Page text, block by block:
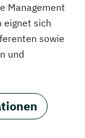
Management
eignet sich
sowie
und